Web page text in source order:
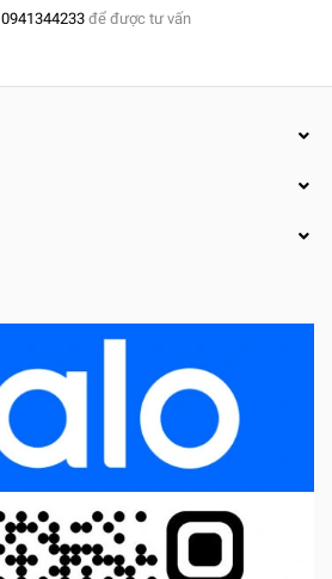
0941344233để được tư vấn